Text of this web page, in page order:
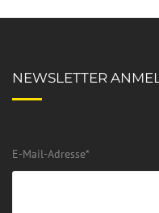
NEWSLETTER
E-Mail-Adresse*